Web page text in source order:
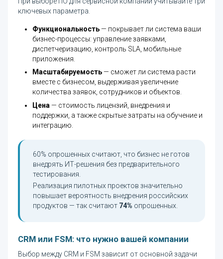
ключевых параметра.
Функциональность— покрывает ли система ваши
бизнес-процессы: управление заявками,
диспетчеризацию, контроль SLA, мобильные
приложения.
Масштабируемость— сможет ли система расти
вместе с бизнесом, выдерживая увеличение
количества заявок, сотрудников и объектов.
Цена — стоимость лицензий, внедрения и
поддержки, а также скрытые затраты на обучение и
интеграцию.
60% опрошенных считают, что бизнес не готов
внедрять ИТ-решения без предварительного
тестирования.
Реализация пилотных проектов значительно
повышает вероятность внедрения российских
продуктов — так считают 74% опрошенных.
CRM или FSM: что нужно вашей компании
Выбор между CRM и FSM зависит от основной задачи